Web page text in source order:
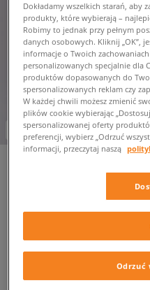
-10% za min. 350 zł kod: LUCK
NIKE AIR FORCE 1 '07 LOW
LV8 TECH
Dokładamy wszelkich starań, aby
produkty, które wybierają –
Robimy to jednak przy pełnym
danych osobowych. Kliknij „OK”,
informacje o Twoich
personalizowanych specjalnie dla
produktów dopasowanych do
spersonalizowanych reklam czy
W każdej chwili możesz zmienić
plików cookie wybierając
spersonalizowanej oferty
preferencji, wybierz „Odrzuć
informacji, przeczytaj naszą
Odrzuć